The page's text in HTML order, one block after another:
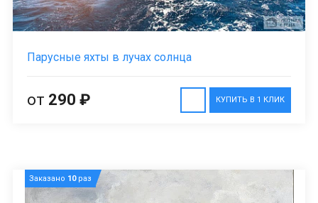
Парусные яхты в лучах солнца
КУПИТЬ В 1 КЛИК
от 290 ₽
Заказано 10раз